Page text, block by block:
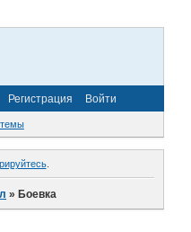
Регистрация Войти
.
»Боевка